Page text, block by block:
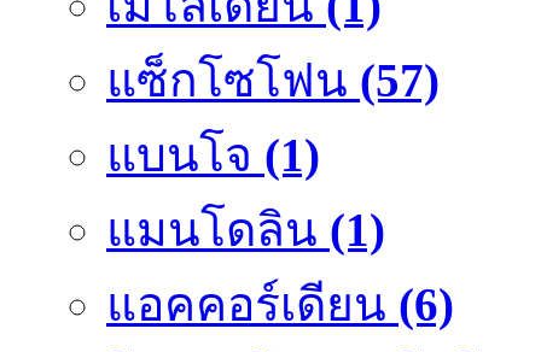
แซ็กโซโฟน (57)
แบนโจ (1)
แมนโดลิน (1)
แอคคอร์เดียน (6)